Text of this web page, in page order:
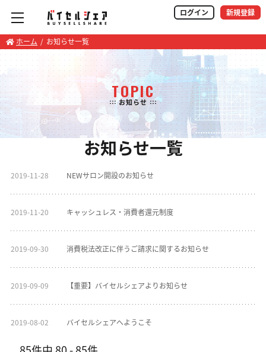
ログイン 新規登録
ホーム お知らせ一覧
TOPIC
::: お知らせ :::
お知らせ一覧
2019-11-28 NEWサロン開設のお知らせ
2019-11-20 キャッシュレス・消費者還元制度
2019-09-30 消費税法改正に伴うご請求に関するお知らせ
2019-09-09 【重要】バイセルシェアよりお知らせ
2019-08-02 バイセルシェアへようこそ